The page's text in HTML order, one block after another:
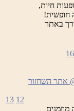
חיות,
חופשית!
סיור מודרך באתר
12
13